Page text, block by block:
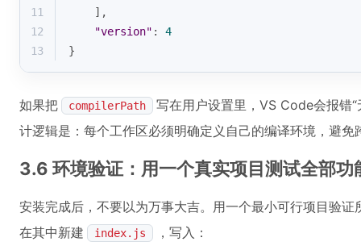
11
    ],
12
"version" : 4
13
}
如果把 compilerPath
写在用户设置里，VS Code会报错
计逻辑是：每个工作区必须明确定义自己的编译环境，避免
3.6 环境验证：用一个真实项目测试全部功
安装完成后，不要以为万事大吉。用一个最小可行项目验证
在其中新建
index.js ，写入：